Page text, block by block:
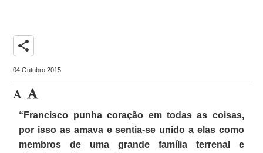
share
04 Outubro 2015
“Francisco punha coração em todas as coisas,
por isso as amava e sentia-se unido a elas como
membros de uma grande família terrenal e